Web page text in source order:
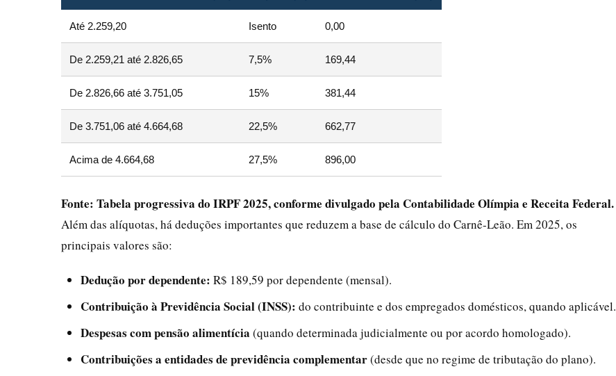
Até 2.259,20 Isento 0,00
De 2.259,21 até 2.826,65 7,5% 169,44
De 2.826,66 até 3.751,05 15% 381,44
De 3.751,06 até 4.664,68 22,5% 662,77
Acima de 4.664,68 27,5% 896,00
Fonte: Tabela progressiva do IRPF 2025, conforme divulgado pela Contabilidade Olímpia e Receita Federal.
Além das alíquotas, há deduções importantes que reduzem a base de cálculo do Carnê‑Leão. Em 2025, os
principais valores são:
Dedução por dependente: R$ 189,59 por dependente (mensal).
Contribuição à Previdência Social (INSS): do contribuinte e dos empregados domésticos, quando aplicável.
Despesas com pensão alimentícia (quando determinada judicialmente ou por acordo homologado).
Contribuições a entidades de previdência complementar(desde que no regime de tributação do plano).